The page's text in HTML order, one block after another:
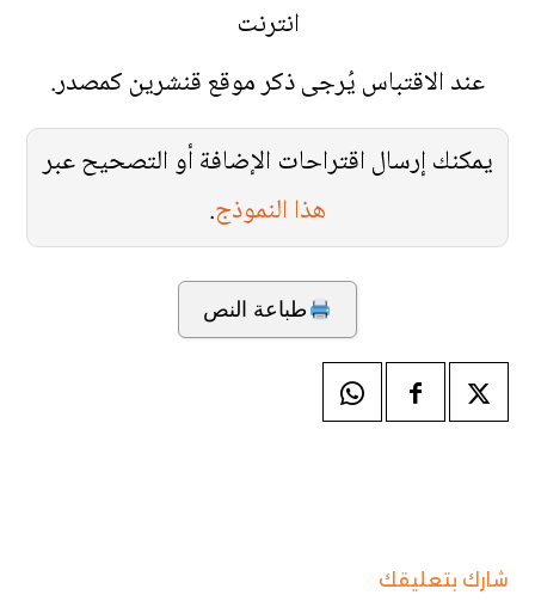
انترنت
عند الاقتباس يُرجى ذكر موقع قنشرين كمصدر.
يمكنك إرسال اقتراحات الإضافة أو التصحيح عبر
هذا النموذج.
طباعة النص
شارك بتعليقك